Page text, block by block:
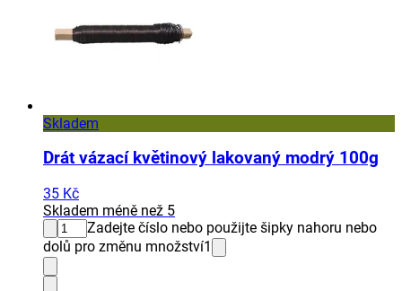
Skladem
Drát vázací květinový lakovaný modrý 100g
35 Kč
Skladem méně než 5
Zadejte číslo nebo použijte šipky nahoru nebo
dolů pro změnu množství1